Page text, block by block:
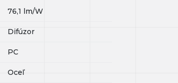
76,1 lm/W
Difúzor
PC
Oceľ